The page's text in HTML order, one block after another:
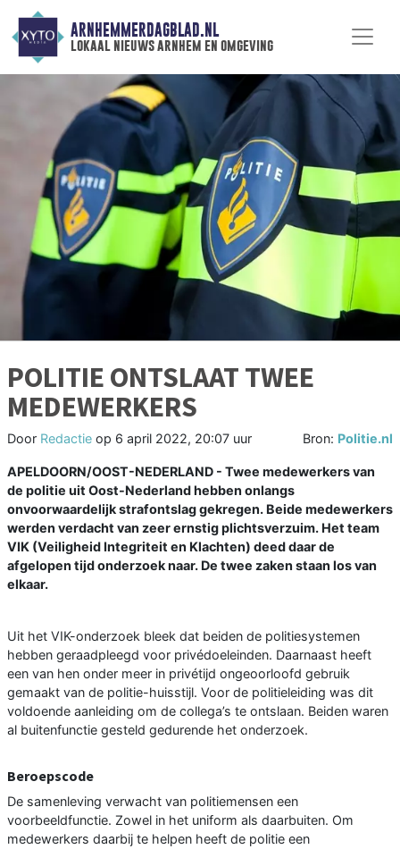
ARNHEMMERDAGBLAD.NL
lokaal nieuws arnhem en omgeving
POLITIE ONTSLAAT TWEE
MEDEWERKERS
Door Redactie op 6 april 2022, 20:07 uur Bron: Politie.nl
APELDOORN/OOST-NEDERLAND - Twee medewerkers van
de politie uit Oost-Nederland hebben onlangs
onvoorwaardelijk strafontslag gekregen. Beide medewerkers
werden verdacht van zeer ernstig plichtsverzuim. Het team
VIK (Veiligheid Integriteit en Klachten) deed daar de
afgelopen tijd onderzoek naar. De twee zaken staan los van
elkaar.
Uit het VIK-onderzoek bleek dat beiden de politiesystemen
hebben geraadpleegd voor privédoeleinden. Daarnaast heeft
een van hen onder meer in privétijd ongeoorloofd gebruik
gemaakt van de politie-huisstijl. Voor de politieleiding was dit
voldoende aanleiding om de collega’s te ontslaan. Beiden waren
al buitenfunctie gesteld gedurende het onderzoek.
Beroepscode
De samenleving verwacht van politiemensen een
voorbeeldfunctie. Zowel in het uniform als daarbuiten. Om
medewerkers daarbij te helpen heeft de politie een